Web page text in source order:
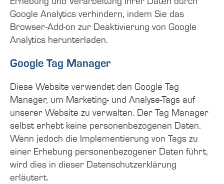
Google Analytics verhindern, indem Sie das
Browser-Add-on zur Deaktivierung von Google
Analytics herunterladen.
Google Tag Manager
Diese Website verwendet den Google Tag
Manager, um Marketing- und Analyse-Tags auf
unserer Website zu verwalten. Der Tag Manager
selbst erhebt keine personenbezogenen Daten.
Wenn jedoch die Implementierung von Tags zu
einer Erhebung personenbezogener Daten führt,
wird dies in dieser Datenschutzerklärung
erläutert.